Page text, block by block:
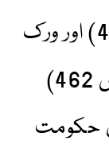
ہالیڈے ویزا (سب کلاس 417) اور ورک
اینڈ ہالیڈے ویزا (سب کلاس 462)
حکومت